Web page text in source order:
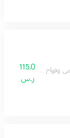
115.0
ر.س